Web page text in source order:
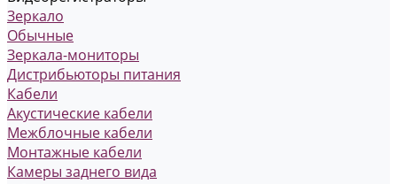
Зеркало
Обычные
Зеркала-мониторы
Дистрибьюторы питания
Кабели
Акустические кабели
Межблочные кабели
Монтажные кабели
Камеры заднего вида